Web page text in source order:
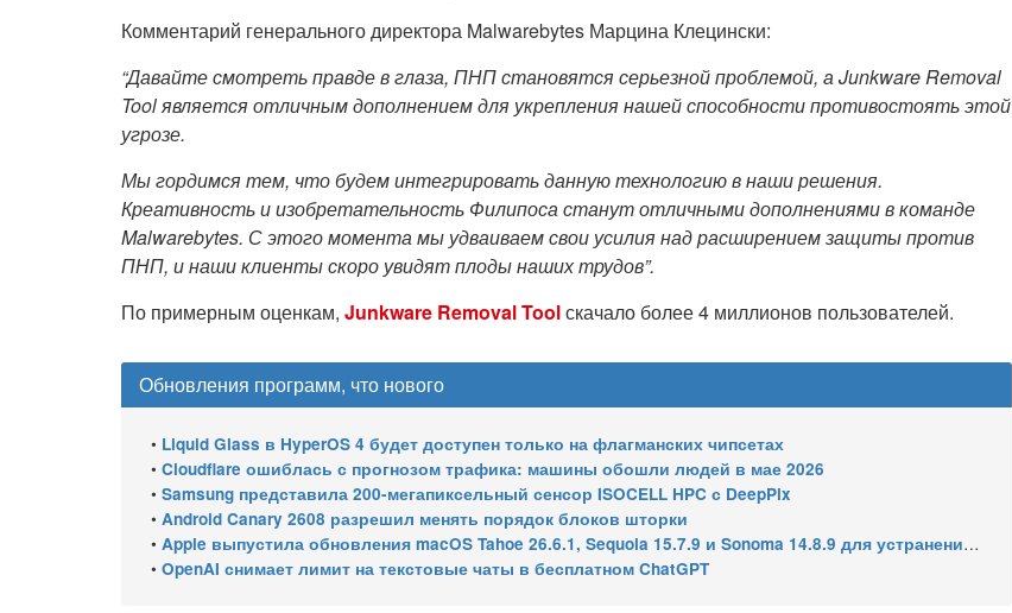
Комментарий генерального директора Malwarebytes Марцина Клецински:
“Давайте смотреть правде в глаза, ПНП становятся серьезной проблемой, а Junkware Removal
Tool является отличным дополнением для укрепления нашей способности противостоять этой
угрозе.
Мы гордимся тем, что будем интегрировать данную технологию в наши решения.
Креативность и изобретательность Филипоса станут отличными дополнениями в команде
Malwarebytes. С этого момента мы удваиваем свои усилия над расширением защиты против
ПНП, и наши клиенты скоро увидят плоды наших трудов”.
По примерным оценкам, Junkware Removal Toolскачало более 4 миллионов пользователей.
Обновления программ, что нового
• Liquid Glass в HyperOS 4 будет доступен только на флагманских чипсетах
• Cloudflare ошиблась с прогнозом трафика: машины обошли людей в мае 2026
• Samsung представила 200-мегапиксельный сенсор ISOCELL HPC с DeepPix
• Android Canary 2608 разрешил менять порядок блоков шторки
• Apple выпустила обновления macOS Tahoe 26.6.1, Sequoia 15.7.9 и Sonoma 14.8.9 для устранения уязвимости общего доступа к экрану
• OpenAI снимает лимит на текстовые чаты в бесплатном ChatGPT